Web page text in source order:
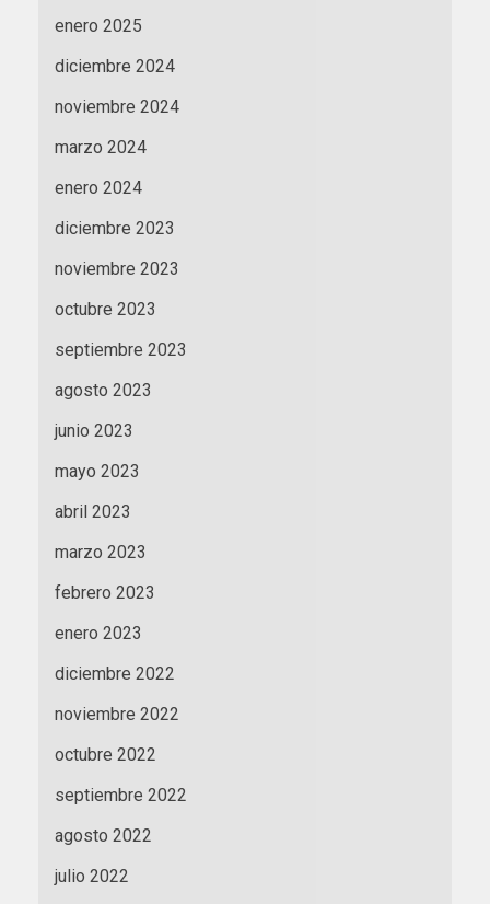
enero 2025
diciembre 2024
noviembre 2024
marzo 2024
enero 2024
diciembre 2023
noviembre 2023
octubre 2023
septiembre 2023
agosto 2023
junio 2023
mayo 2023
abril 2023
marzo 2023
febrero 2023
enero 2023
diciembre 2022
noviembre 2022
octubre 2022
septiembre 2022
agosto 2022
julio 2022